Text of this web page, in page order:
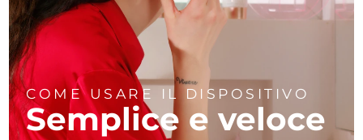
COME USARE IL DISPOSITIVO
Semplice e veloce